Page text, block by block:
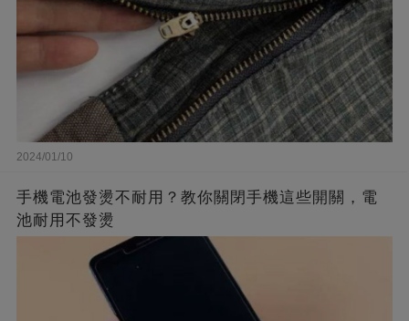
2024/01/10
手機電池發燙不耐用？教你關閉手機這些開關，電
池耐用不發燙